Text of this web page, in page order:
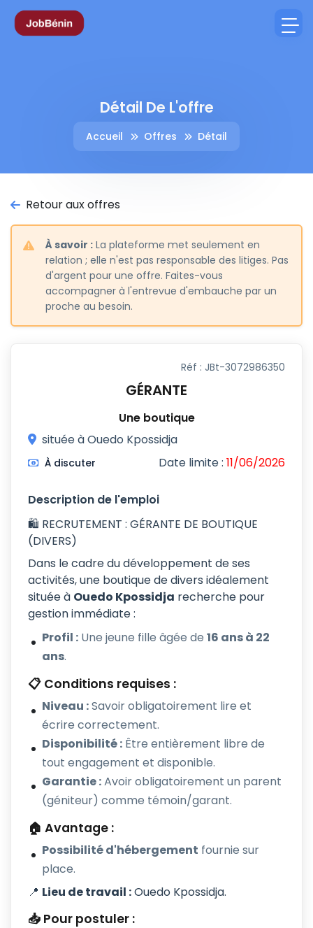
Détail De L'offre
Accueil Offres Détail
Retour aux offres
À savoir : La plateforme met seulement en
relation ; elle n'est pas responsable des litiges. Pas
d'argent pour une offre. Faites-vous
accompagner à l'entrevue d'embauche par un
proche au besoin.
Réf : JBt-3072986350
GÉRANTE
Une boutique
située à Ouedo Kpossidja
À discuter Date limite : 11/06/2026
Description de l'emploi
🛍️ RECRUTEMENT : GÉRANTE DE BOUTIQUE
(DIVERS)
Dans le cadre du développement de ses
activités, une boutique de divers idéalement
située à Ouedo Kpossidja recherche pour
gestion immédiate :
Profil : Une jeune fille âgée de 16 ans à 22
ans.
📋 Conditions requises :
Niveau :Savoir obligatoirement lire et
écrire correctement.
Disponibilité : Être entièrement libre de
tout engagement et disponible.
Garantie :Avoir obligatoirement un parent
(géniteur) comme témoin/garant.
🏠 Avantage :
Possibilité d'hébergement fournie sur
place.
📍 Lieu de travail :Ouedo Kpossidja.
📥 Pour postuler :